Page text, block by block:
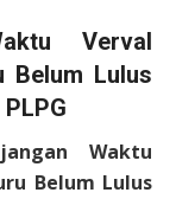
Verval
Belum Lulus
Waktu
Belum Lulus